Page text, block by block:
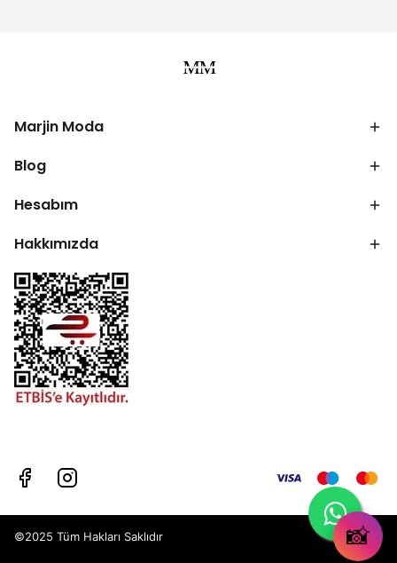
Marjin Moda
Blog
Hesabım
Hakkımızda
©2025 Tüm Hakları Saklıdır 📸